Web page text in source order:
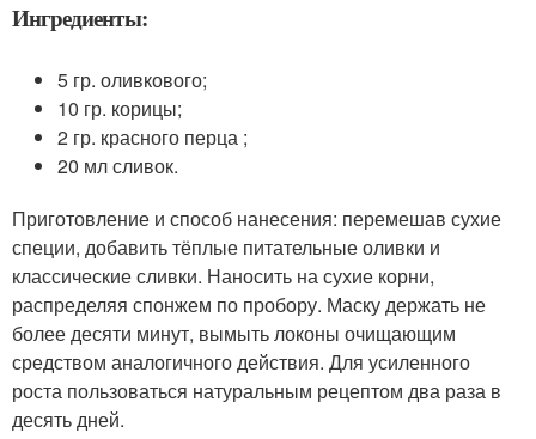
Ингредиенты:
5 гр. оливкового;
10 гр. корицы;
2 гр. красного перца ;
20 мл сливок.
Приготовление и способ нанесения: перемешав сухие
специи, добавить тёплые питательные оливки и
классические сливки. Наносить на сухие корни,
распределяя спонжем по пробору. Маску держать не
более десяти минут, вымыть локоны очищающим
средством аналогичного действия. Для усиленного
роста пользоваться натуральным рецептом два раза в
десять дней.